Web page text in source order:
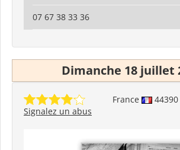
07 67 38 33 36
Dimanche 18 juillet
France 44390
Signalez un abus